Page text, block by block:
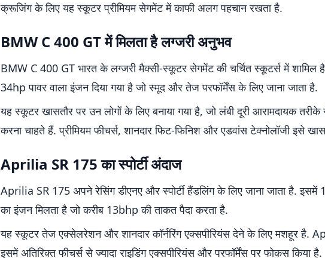
क्रूजिंग के लिए यह स्कूटर प्रीमियम सेगमेंट में काफी अलग पहचान रखता है.
BMW C 400 GT में मिलता है लग्जरी अनुभव
BMW C 400 GT भारत के लग्जरी मैक्सी-स्कूटर सेगमेंट की चर्चित स्कूटर्स में शामिल
34hp पावर वाला इंजन दिया गया है जो स्मूद और तेज परफॉर्मेंस के लिए जाना जाता है.
यह स्कूटर खासतौर पर उन लोगों के लिए बनाया गया है, जो लंबी दूरी आरामदायक
करना चाहते हैं. प्रीमियम फीचर्स, शानदार फिट-फिनिश और एडवांस टेक्नोलॉजी इसे
Aprilia SR 175 का स्पोर्टी अंदाज
Aprilia SR 175 अपने रेसिंग डीएनए और स्पोर्टी हैंडलिंग के लिए जाना जाता है. इसमें
का इंजन मिलता है जो करीब 13bhp की ताकत पैदा करता है.
यह स्कूटर तेज एक्सेलरेशन और शानदार कॉर्नरिंग एक्सपीरियंस देने के लिए मशहूर है.
इसमें अतिरिक्त फीचर्स से ज्यादा राइडिंग एक्सपीरियंस और परफॉर्मेंस पर फोकस किया है.